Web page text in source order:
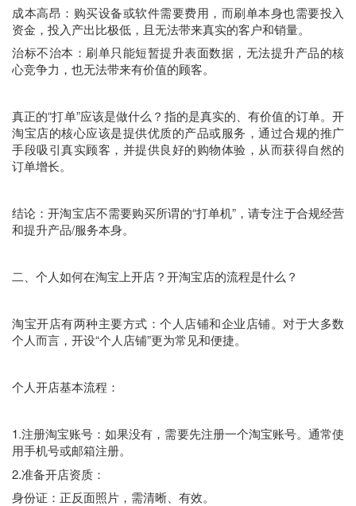
成本高昂：购买设备或软件需要费用，而刷单本身也需要投入
资金，投入产出比极低，且无法带来真实的客户和销量。
治标不治本：刷单只能短暂提升表面数据，无法提升产品的核
心竞争力，也无法带来有价值的顾客。
真正的“打单”应该是做什么？指的是真实的、有价值的订单。开
淘宝店的核心应该是提供优质的产品或服务，通过合规的推广
手段吸引真实顾客，并提供良好的购物体验，从而获得自然的
订单增长。
结论：开淘宝店不需要购买所谓的“打单机”，请专注于合规经营
和提升产品/服务本身。
二、个人如何在淘宝上开店？开淘宝店的流程是什么？
淘宝开店有两种主要方式：个人店铺和企业店铺。对于大多数
个人而言，开设“个人店铺”更为常见和便捷。
个人开店基本流程：
1.注册淘宝账号：如果没有，需要先注册一个淘宝账号。通常使
用手机号或邮箱注册。
2.准备开店资质：
身份证：正反面照片，需清晰、有效。